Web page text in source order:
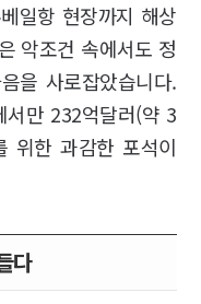
일항 현장까지 해상
악조건 속에서도 정
을 사로잡았습니다.
만 232억달러(약 3
위한 과감한 포석이
다